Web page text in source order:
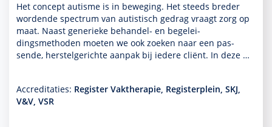
Het concept autisme is in beweging. Het steeds breder
wordende spectrum van autis­tisch gedrag vraagt zorg op
maat. Naast generieke behan­del- en bege­lei­
dingsmethoden moeten we ook zoeken naar een pas­
sende, herstelgerichte aanpak bij iedere cliënt. In deze …
Accreditaties: Register Vaktherapie, Registerplein, SKJ,
V&V, VSR